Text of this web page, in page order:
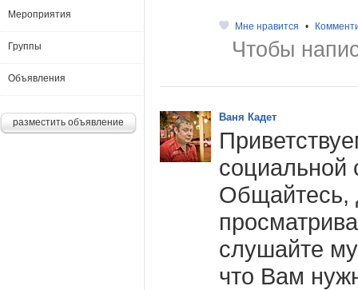
Мне нравится •
Чтобы
Ваня Кадет
Общайтесь,
слушайте
что Вам
Мероприятия
Группы
Объявления
разместить объявление